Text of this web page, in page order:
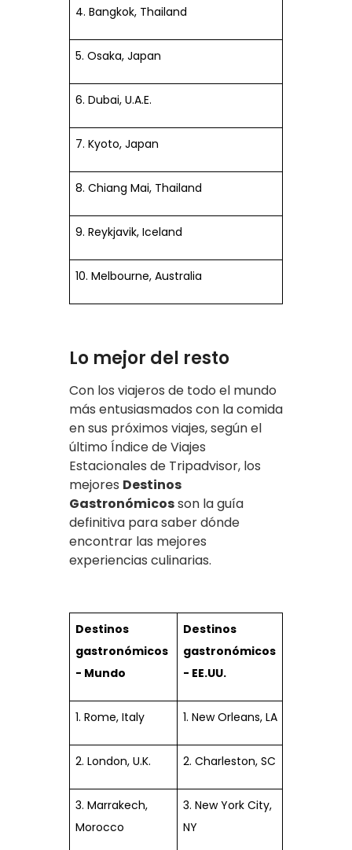
4. Bangkok, Thailand
5. Osaka, Japan
6. Dubai, U.A.E.
7. Kyoto, Japan
8. Chiang Mai, Thailand
9. Reykjavik, Iceland
10. Melbourne, Australia
Lo mejor del resto
Con los viajeros de todo el mundo
más entusiasmados con la comida
en sus próximos viajes, según el
último Índice de Viajes
Estacionales de Tripadvisor, los
mejores Destinos
Gastronómicosson la guía
definitiva para saber dónde
encontrar las mejores
experiencias culinarias.
Destinos
gastronómicos
- Mundo
Destinos
gastronómicos
- EE.UU.
1. Rome, Italy 1. New Orleans, LA
2. London, U.K. 2. Charleston, SC
3. Marrakech,
Morocco
3. New York City,
NY